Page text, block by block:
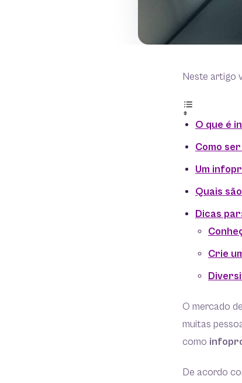
Neste artigo
O que é
Como
Um
Quais
Dicas
Crie
O mercado
muitas
como
De acordo